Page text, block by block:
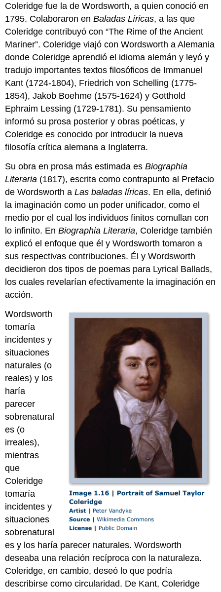
escarcha
del
antiguo
marinero
1.9.6:
De
Biographia
Literaria
Del
Capítulo
4
1.9.6.2:
Del
Capítulo
1.9.6.3
Capítulo
14
Notas
1.9.7:
Preguntas
de
lectura
y
revisión
Coleridge fue la de Wordsworth, a quien conoció en
1795. Colaboraron enBaladas Líricas, a las que
Coleridge contribuyó con “The Rime of the Ancient
Mariner”. Coleridge viajó con Wordsworth a Alemania
donde Coleridge aprendió el idioma alemán y leyó y
tradujo importantes textos filosóficos de Immanuel
Kant (1724-1804), Friedrich von Schelling (1775-
1854), Jakob Boehme (1575-1624) y Gotthold
Ephraim Lessing (1729-1781). Su pensamiento
informó su prosa posterior y obras poéticas, y
Coleridge es conocido por introducir la nueva
filosofía crítica alemana a Inglaterra.
Su obra en prosa más estimada esBiographia
Literaria (1817), escrita como contrapunto al Prefacio
de Wordsworth aLas baladas líricas. En ella, definió
la imaginación como un poder unificador, como el
medio por el cual los individuos finitos comullan con
lo infinito. EnBiographia Literaria, Coleridge también
explicó el enfoque que él y Wordsworth tomaron a
sus respectivas contribuciones. Él y Wordsworth
decidieron dos tipos de poemas para Lyrical Ballads,
los cuales revelarían efectivamente la imaginación en
acción.
Wordsworth
tomaría
incidentes y
situaciones
naturales (o
reales) y los
haría
parecer
sobrenatural
es (o
irreales),
mientras
que
Coleridge
tomaría
incidentes y
situaciones
sobrenatural
es y los haría parecer naturales. Wordsworth
deseaba una relación recíproca con la naturaleza.
Coleridge, en cambio, deseó lo que podría
describirse como circularidad. De Kant, Coleridge